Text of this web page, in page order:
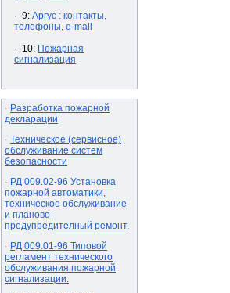
· 9: Аргус : контакты,
телефоны, e-mail
· 10: Пожарная
сигнализация
· Разработка пожарной
декларации
· Техническое (сервисное)
обслуживание систем
безопасности
· РД 009.02-96 Установка
пожарной автоматики,
техническое обслуживание
и планово-
предупредителный ремонт.
· РД 009.01-96 Типовой
регламент технического
обслуживания пожарной
сигнализации.